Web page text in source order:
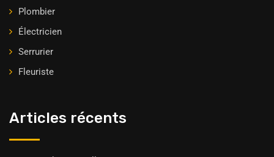
Plombier
Électricien
Serrurier
Fleuriste
Articles récents